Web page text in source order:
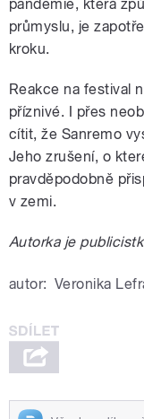
pandemie, která
průmyslu, je
kroku.
Reakce na festival
příznivé. I přes
cítit, že Sanremo
Jeho zrušení, o
pravděpodobně
v zemi.
Autorka je
autor: Veronika